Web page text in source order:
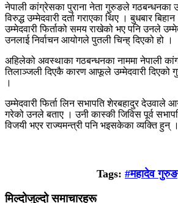
नेपाली कांग्रेसका पुराना नेता गुरुङले गठबन्धनका
विरुद्ध उम्मेदवारी दर्ता गराएका थिए । बुधबार
उम्मेदवारी फिर्ताको समय राखेको भए पनि उनले
उनलाई निर्वाचन आयोगले पुतली चिन्ह् दिएको हो ।
अहिलेको अवस्थाका गठबन्धनका नाममा नेपाली
तिलाञ्जली दिएकै कारण आफूले उम्मेदवारी
।
उम्मेदवारी फिर्ता लिन सभापति शेरबहादुर
गरेको उनले बताए । उनी कास्की जिविस पूर्व
विजयी भएर राज्यमन्त्री पनि भइसकेका व्यक्ति हुन् ।
Tags: #महादेव गुरुङ
मिल्दोजुल्दो समाचारहरू